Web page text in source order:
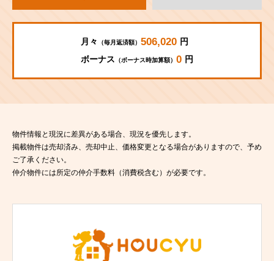
月々 （毎月返済額） 506,020 円
ボーナス （ボーナス時加算額） 0 円
物件情報と現況に差異がある場合、現況を優先します。
掲載物件は売却済み、売却中止、価格変更となる場合がありますので、予め
ご了承ください。
仲介物件には所定の仲介手数料（消費税含む）が必要です。